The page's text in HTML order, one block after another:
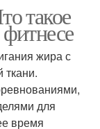
такое
жира с
для
время